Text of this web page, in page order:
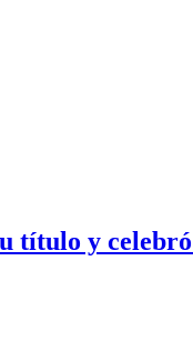
título y